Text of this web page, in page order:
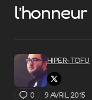
l’honneur
HIPER-TOFU
0 9 AVRIL 2015